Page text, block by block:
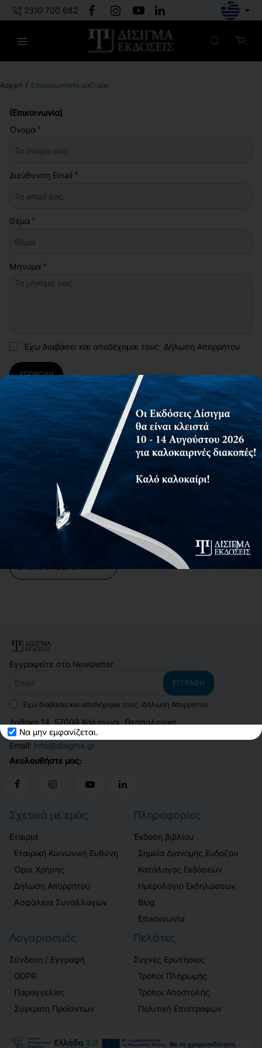
Να μην εμφανίζεται.
2310 700 682
Επικοινωνήστε μαζί μας
(Επικοινωνία)
Όνομα
Διεύθυνση Email
Θέμα
Μήνυμα
Έχω διαβάσει και αποδέχομαι τους Δήλωση Απορρήτου
ΥΠΟΒΟΛΉ
Δαβάκη 14, Καλοχώρι, Θεσσαλονίκη, Τ.Κ.
57009
(+30) 2310 700-682
info@disigma.gr
Ακολουθήστε μας:
ΒΡΕΊΤΕ ΜΑΣ ΣΤΟΝ ΧΆΡΤΗ
Εγγραφείτε στο Newsletter
ΕΓΓΡΑΦΉ
Έχω διαβάσει και αποδέχομαι τους Δήλωση Απορρήτου
Δαβάκη 14, 57009 Καλοχώρι, Θεσσαλονίκη
Τηλέφωνο:2310 700 682
Email: info@disigma.gr
Ακολουθήστε μας:
Σχετικά με εμάς
Εταιρία
Εταιρική Κοινωνική Ευθύνη
Όροι Χρήσης
Δήλωση Απορρήτου
Ασφάλεια Συναλλαγών
Πληροφορίες
Έκδοση βιβλίου
Σημεία Διανομής Ευδόξου
Κατάλογος Εκδόσεων
Ημερολόγιο Εκδηλώσεων
Blog
Επικοινωνία
Λογαριασμός
Σύνδεση / Εγγραφή
GDPR
Παραγγελίες
Σύγκριση Προϊόντων
Πελάτες
Συχνές Ερωτήσεις
Τρόποι Πληρωμής
Τρόποι Αποστολής
Πολιτική Επιστροφών